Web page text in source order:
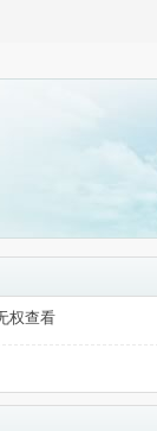
权查看